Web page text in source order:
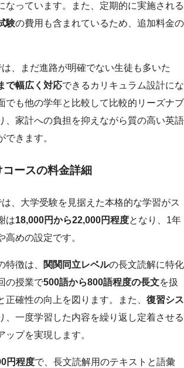
なっています。また、定期的に実施される
験の費用も含まれているため、追加料金の
、まだ進路が明確でない生徒も多いた
で幅広く対応できるカリキュラム設計にな
でも他の学年と比較して比較的リーズナブ
、家計への負担を抑えながら質の高い英語
できます。
ースの料金詳細
は、大学受験を見据えた本格的な学習がス
は18,000円から22,000円程度となり、1年
高めの設定です。
特徴は、 関関同立レベルの長文読解に特化
の授業で500語から800語程度の長文を扱
正確性の向上を図ります。また、 復習シス
、一度学習した内容を繰り返し定着させる
ップを実現します。
円程度で、長文読解用のテキストと語彙